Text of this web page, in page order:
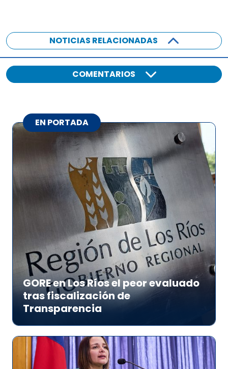
NOTICIAS RELACIONADAS
COMENTARIOS
EN PORTADA
GORE en Los Ríos el peor evaluado
tras fiscalización de
Transparencia